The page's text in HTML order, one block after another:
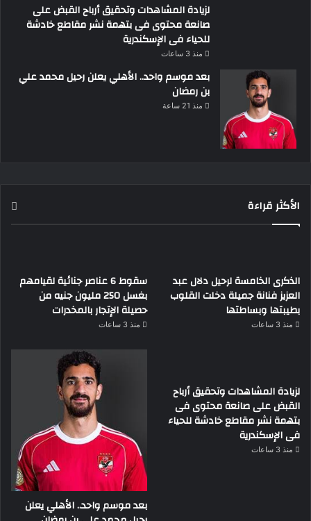
لزيادة المشاهدات وتحقيق أرباح القبض على
صانعة محتوى فى بتهمة نشر مقاطع خادشة
للحياء فى الإسكندرية
منذ 3 ساعات
بعد موسم واحد.. الأهلي يعلن رحيل محمد علي
بن رمضان
منذ 21 ساعة
الأكثر قراءة
الذكرى الخامسة لرحيل دلال عبد
العزيز فنانة جميلة دخلت القلوب
بطيبتها وبساطتها
منذ 3 ساعات
سقوط 6 عناصر جنائية لقيامهم
بغسل 250 مليون جنيه من
حصيلة الإتجار بالمخدرات
منذ 3 ساعات
لزيادة المشاهدات وتحقيق أرباح
القبض على صانعة محتوى فى
بتهمة نشر مقاطع خادشة للحياء
فى الإسكندرية
منذ 3 ساعات
بعد موسم واحد.. الأهلي يعلن